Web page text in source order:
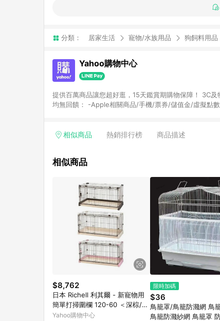
分類： 居家生活 寵物/水族用品 狗飼料用品
Yahoo購物中心
提供百萬商品讓您超好逛，15天鑑賞期購物保障！ 3C及特殊商品回
均無回饋： -Apple相關商品/手機/票券/儲值金/虛擬點
Yahoo超贈點回饋者 - 購物中心商店之商品：商品賣場
相似商品 熱銷排行榜 商品描述
相似商品
$8,762
日本 Richell 利其爾 - 新寵物用
簡單打掃圍欄 120-60 ＜深棕/淺
粉/米白＞
Yahoo購物中心
限時加碼
$36
鳥籠罩/鳥籠防濺網 鳥
鳥籠防濺紗網 鳥籠罩